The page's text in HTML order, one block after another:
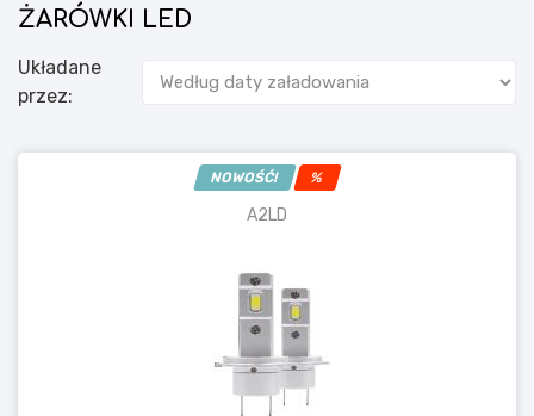
ŻARÓWKI LED
Układane
przez:
NOWOŚĆ! %
A2LD